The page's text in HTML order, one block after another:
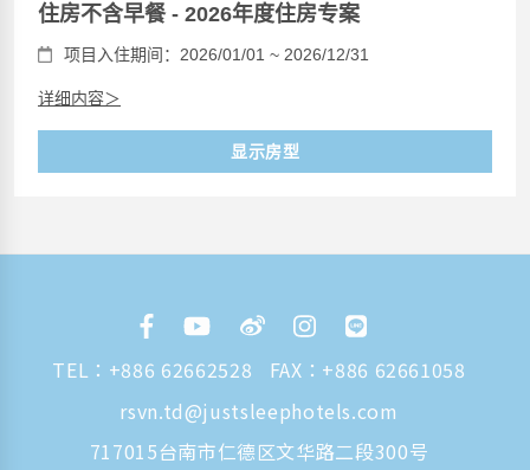
住房不含早餐 - 2026年度住房专案
项目入住期间：2026/01/01 ~ 2026/12/31
详细内容＞
显示房型
TEL： +886 62662528
FAX：+886 62661058
rsvn.td@justsleephotels.com
717015台南市仁德区文华路二段300号